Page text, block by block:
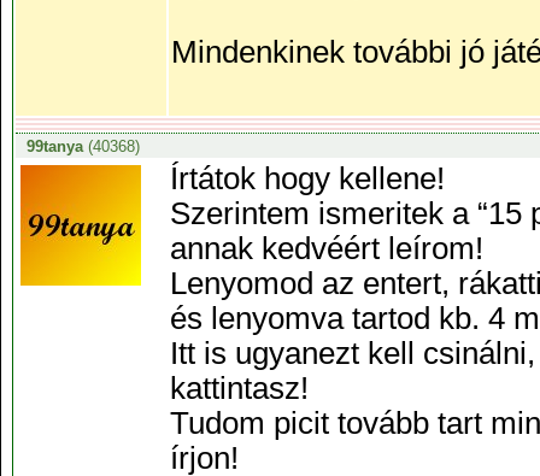
Mindenkinek további jó
99tanya(40368)
Írtátok hogy kellene!
Szerintem ismeritek a “15
annak kedvéért leírom!
Lenyomod az entert,
és lenyomva tartod kb. 4
Itt is ugyanezt kell
kattintasz!
Tudom picit tovább tart
írjon!